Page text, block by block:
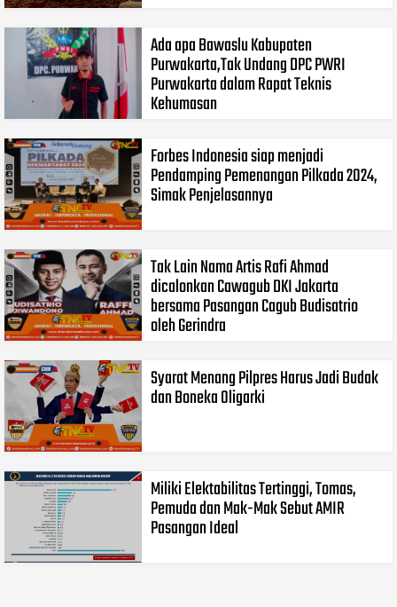
Ada apa Bawaslu Kabupaten
Purwakarta,Tak Undang DPC PWRI
Purwakarta dalam Rapat Teknis
Kehumasan
Forbes Indonesia siap menjadi
Pendamping Pemenangan Pilkada 2024,
Simak Penjelasannya
Tak Lain Nama Artis Rafi Ahmad
dicalonkan Cawagub DKI Jakarta
bersama Pasangan Cagub Budisatrio
oleh Gerindra
Syarat Menang Pilpres Harus Jadi Budak
dan Boneka Oligarki
Miliki Elektabilitas Tertinggi, Tomas,
Pemuda dan Mak-Mak Sebut AMIR
Pasangan Ideal